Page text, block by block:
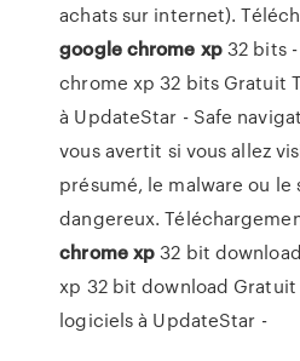
achats sur internet).
googlechrome xp32 bits
chrome xp 32 bits Gratuit
à UpdateStar - Safe
vous avertit si vous allez
présumé, le malware ou
dangereux.
chromexp32 bit
xp 32 bit download
logiciels à UpdateStar -